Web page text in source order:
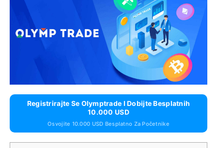
Registrirajte Se Olymptrade I Dobijte Besplatnih
10.000 USD
Osvojite 10.000 USD Besplatno Za Početnike